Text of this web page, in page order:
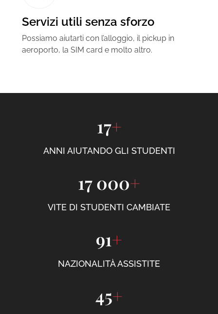
Servizi utili senza sforzo
Possiamo aiutarti con l’alloggio, il pickup in
aeroporto, la SIM card e molto altro.
ANNI AIUTANDO GLI STUDENTI
17+
VITE DI STUDENTI CAMBIATE
17 000+
NAZIONALITÀ ASSISTITE
91+
45+